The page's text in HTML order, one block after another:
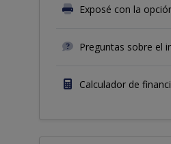
Exposé con la
Preguntas sobre el
Calculador de